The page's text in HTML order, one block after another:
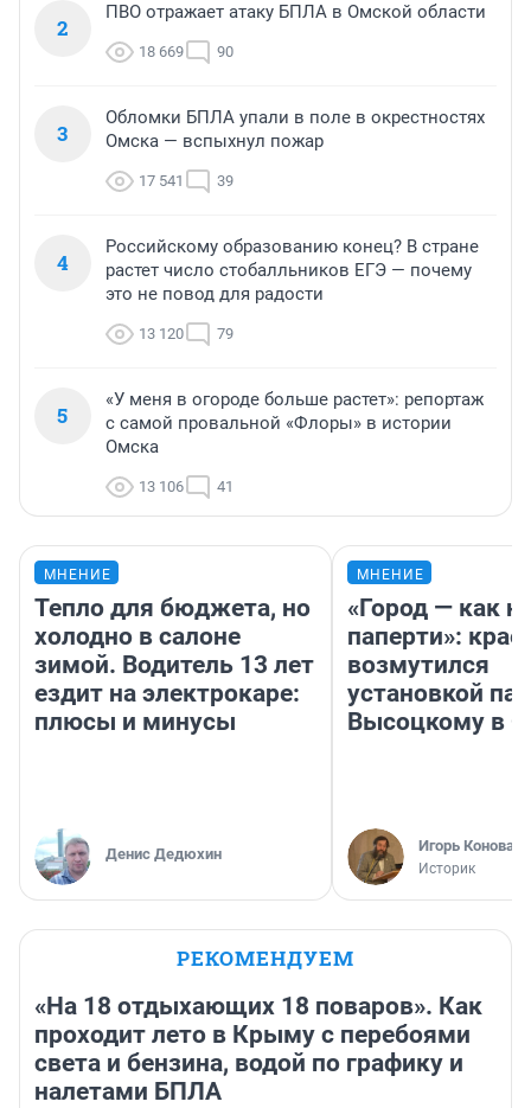
2
ПВО отражает атаку БПЛА в Омской области
18 669 90
3
Обломки БПЛА упали в поле в окрестностях
Омска — вспыхнул пожар
17 541 39
4
Российскому образованию конец? В стране
растет число стобалльников ЕГЭ — почему
это не повод для радости
13 120 79
5
«У меня в огороде больше растет»: репортаж
с самой провальной «Флоры» в истории
Омска
13 106 41
МНЕНИЕ
Тепло для бюджета, но
холодно в салоне
зимой. Водитель 13 лет
ездит на электрокаре:
плюсы и минусы
Денис Дедюхин
МНЕНИЕ
«Город — как
паперти»:
возмутился
установкой
Высоцкому в
Игорь
Историк
РЕКОМЕНДУЕМ
«На 18 отдыхающих 18 поваров». Как
проходит лето в Крыму с перебоями
света и бензина, водой по графику и
налетами БПЛА